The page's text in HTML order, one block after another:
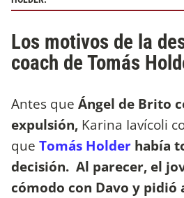
Los motivos de la
coach de Tomás
Antes que Ángel de Brito
expulsión, Karina Iavícoli
que Tomás Holder había
decisión. Al parecer, el
cómodo con Davo y pidió